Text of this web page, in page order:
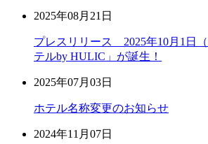
2025年08月21日
プレスリリース 2025年10月1日
テルby HULIC」が誕生！
2025年07月03日
ホテル名称変更のお知らせ
2024年11月07日